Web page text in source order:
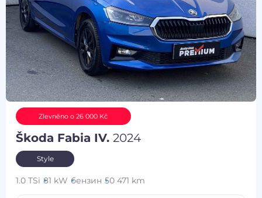
Zlevněno o 26 000 Kč
Škoda Fabia IV.2024
Style
1.0 TSi 81 kW бензин 50 471 km